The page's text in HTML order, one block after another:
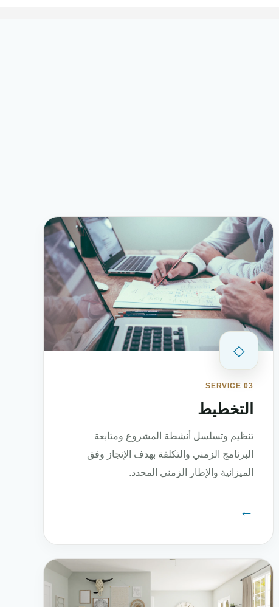
◇
SERVICE 03
التخطيط
تنظيم وتسلسل أنشطة المشروع ومتابعة
البرنامج الزمني والتكلفة بهدف الإنجاز وفق
الميزانية والإطار الزمني المحدد.
←